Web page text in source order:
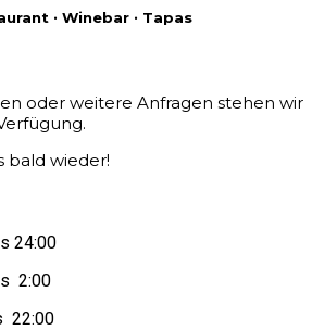
‧ Winebar ‧ Tapas
oder weitere Anfragen stehen wir
bald wieder!
24:00
2:00
22:00